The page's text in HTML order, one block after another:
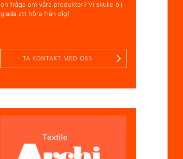
en fråga om våra produkter? Vi skulle bli
glada att höra från dig!
TA KONTAKT MED OSS